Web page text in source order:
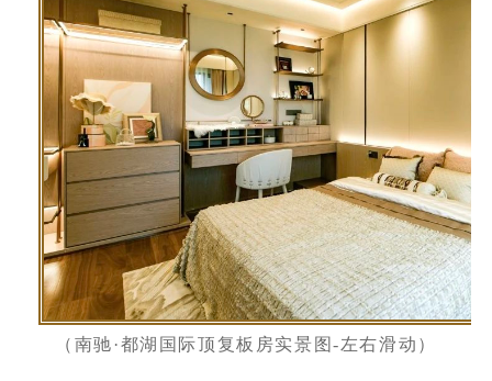
（南驰·都湖国际顶复板房实景图-左右滑动）